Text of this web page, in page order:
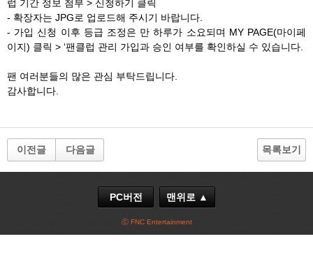
럽 기간 정보 첨부 > 신청하기 클릭
- 확장자는 JPG로 업로드해 주시기 바랍니다.
- 가입 신청 이후 등급 조정은 만 하루가 소요되며 MY PAGE(마이페
이지) 클릭 > ‘팬클럽 관리 가입과 승인 여부를 확인하실 수 있습니다.
팬 여러분들의 많은 관심 부탁드립니다.
감사합니다.
이전글 다음글 목록보기
PC버전 맨위로 ▲
ⓒ FNC Entertainment